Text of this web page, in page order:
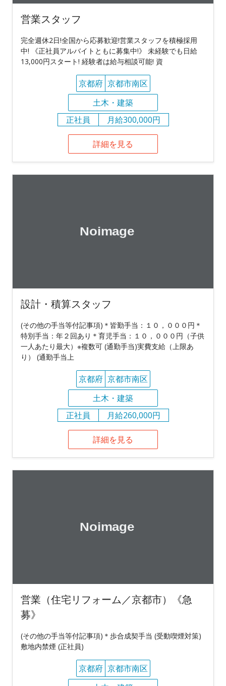
営業スタッフ
完全週休2日!全国から応募歓迎!営業スタッフを積極採用
中! 《正社員アルバイトともに募集中!》 未経験でも日給
13,000円スタート! 経験者は給与相談可能! 資
京都府 京都市南区
土木・建築
正社員
月給300,000円
詳細を見る
設計・積算スタッフ
(その他の手当等付記事項)＊皆勤手当：１０，０００円＊
特別手当：年２回あり＊育児手当：１０，０００円（子供
一人あたり最大）※複数可 (通勤手当)実費支給（上限あ
り） (通勤手当上
京都府 京都市南区
土木・建築
正社員
月給260,000円
詳細を見る
営業（住宅リフォーム／京都市）《急
募》
(その他の手当等付記事項)＊歩合成契手当 (受動喫煙対策)
敷地内禁煙 (正社員)
京都府 京都市南区